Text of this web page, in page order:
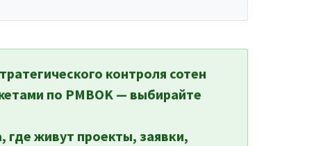
контроля сотен
по PMBOK — выбирайте
где живут проекты, заявки,